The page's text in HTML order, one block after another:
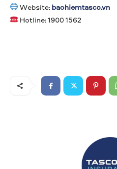
Website:baohiemtasco.vn
Hotline: 1900 1562